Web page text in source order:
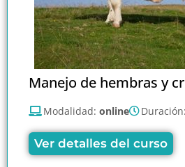
Manejo de hembras y
Modalidad: online Duración:
Ver detalles del curso